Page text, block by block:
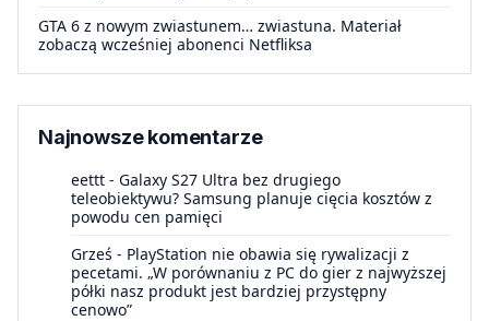
GTA 6 z nowym zwiastunem… zwiastuna. Materiał
zobaczą wcześniej abonenci Netfliksa
Najnowsze komentarze
eettt - Galaxy S27 Ultra bez drugiego
teleobiektywu? Samsung planuje cięcia kosztów z
powodu cen pamięci
Grześ - PlayStation nie obawia się rywalizacji z
pecetami. „W porównaniu z PC do gier z najwyższej
półki nasz produkt jest bardziej przystępny
cenowo”